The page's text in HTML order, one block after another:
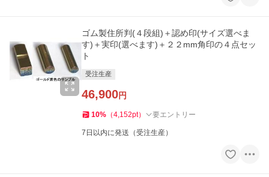
ゴム製住所判(４段組)＋認め印(サイズ選べま
す)＋実印(選べます)＋２２mm角印の４点セッ
ト
受注生産
46,900円
10% （4,152pt） 要エントリー
7日以内に発送（受注生産）